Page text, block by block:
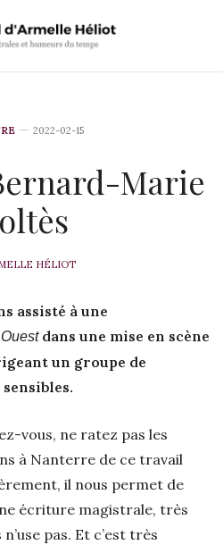
2022-02-15
Marie
HÉLIOT
assisté à une
dans une mise en scène
un groupe de
vous, ne ratez pas les
à Nanterre de ce travail
il nous permet de
écriture magistrale, très
pas. Et c’est très